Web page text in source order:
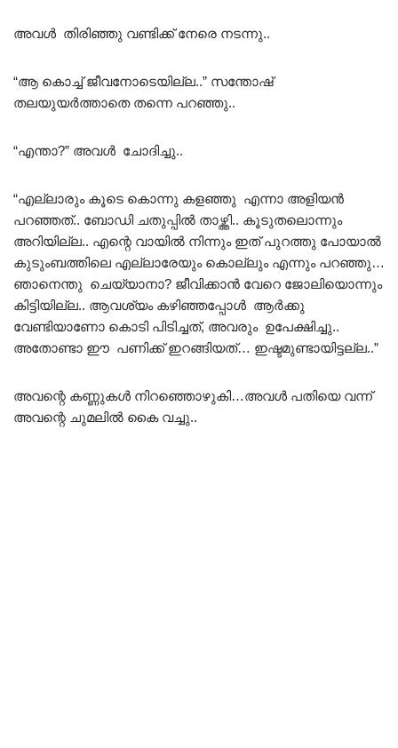
അവൾ തിരിഞ്ഞു വണ്ടിക്ക് നേരെ നടന്നു..
“ആ കൊച്ച് ജീവനോടെയില്ല..” സന്തോഷ്‌
തലയുയർത്താതെ തന്നെ പറഞ്ഞു..
“എന്താ?” അവൾ ചോദിച്ചു..
“എല്ലാരും കൂടെ കൊന്നു കളഞ്ഞു എന്നാ അളിയൻ
പറഞ്ഞത്.. ബോഡി ചതുപ്പിൽ താഴ്ത്തി.. കൂടുതലൊന്നും
അറിയില്ല.. എന്റെ വായിൽ നിന്നും ഇത് പുറത്തു പോയാൽ
കുടുംബത്തിലെ എല്ലാരേയും കൊല്ലും എന്നും പറഞ്ഞു…
ഞാനെന്തു ചെയ്യാനാ? ജീവിക്കാൻ വേറെ ജോലിയൊന്നും
കിട്ടിയില്ല.. ആവശ്യം കഴിഞ്ഞപ്പോൾ ആർക്കു
വേണ്ടിയാണോ കൊടി പിടിച്ചത്, അവരും ഉപേക്ഷിച്ചു..
അതോണ്ടാ ഈ പണിക്ക് ഇറങ്ങിയത്… ഇഷ്ടമുണ്ടായിട്ടല്ല..”
അവന്റെ കണ്ണുകൾ നിറഞ്ഞൊഴുകി…അവൾ പതിയെ വന്ന്
അവന്റെ ചുമലിൽ കൈ വച്ചു..